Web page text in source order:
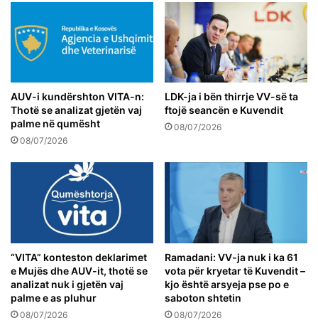
AUV-i kundërshton VITA-n:
Thotë se analizat gjetën vaj
palme në qumësht
08/07/2026
LDK-ja i bën thirrje VV-së ta
ftojë seancën e Kuvendit
08/07/2026
“VITA” konteston deklarimet
e Mujës dhe AUV-it, thotë se
analizat nuk i gjetën vaj
palme e as pluhur
08/07/2026
Ramadani: VV-ja nuk i ka 61
vota për kryetar të Kuvendit –
kjo është arsyeja pse po e
saboton shtetin
08/07/2026